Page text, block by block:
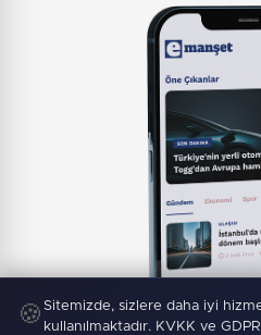
anında haberdar ol, ilgi
🍪 Sitemizde, sizlere daha iyi
kullanılmaktadır. KVKK ve